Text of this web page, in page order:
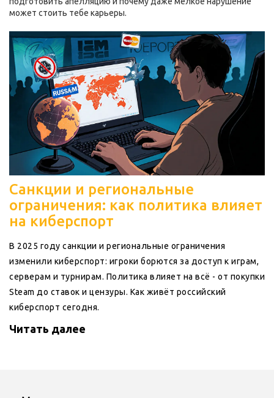
может стоить тебе карьеры.
Санкции и региональные
ограничения: как политика влияет
на киберспорт
В 2025 году санкции и региональные ограничения
изменили киберспорт: игроки борются за доступ к играм,
серверам и турнирам. Политика влияет на всё - от покупки
Steam до ставок и цензуры. Как живёт российский
киберспорт сегодня.
Читать далее